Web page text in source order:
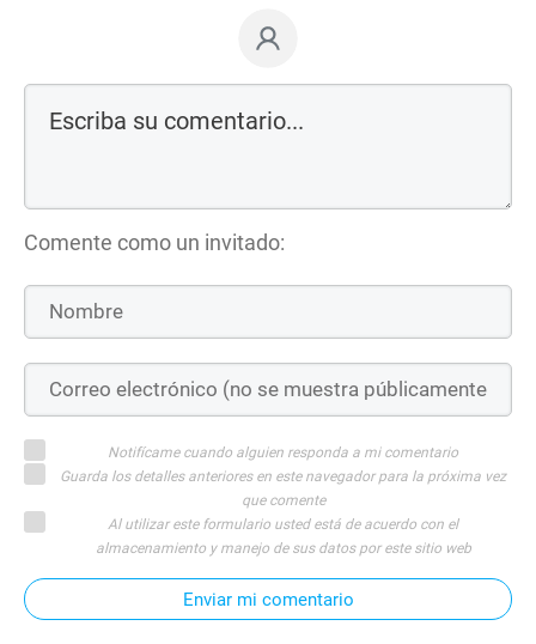
Comente como un invitado:
Notifícame cuando alguien responda a mi comentario
Guarda los detalles anteriores en este navegador para la próxima vez
que comente
Al utilizar este formulario usted está de acuerdo con el
almacenamiento y manejo de sus datos por este sitio web
Enviar mi comentario